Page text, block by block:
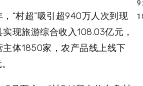
“村超”吸引超940万人次到现
现旅游综合收入108.03亿元，
体1850家，农产品线上线下